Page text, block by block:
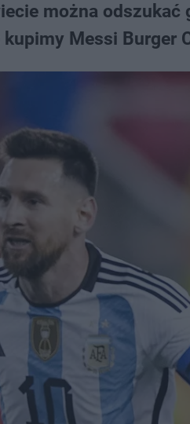
można
Messi Burger